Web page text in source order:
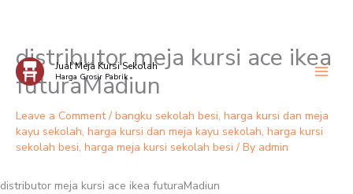
Skip
content
Jual Meja Kursi Sekolah
Harga Grosir Pabrik
distributor meja kursi ace ikea
futuraMadiun
Leave a Comment / bangku sekolah besi, harga kursi dan meja
kayu sekolah, harga kursi dan meja kayu sekolah, harga kursi
sekolah besi, harga meja kursi sekolah besi / By admin
distributor meja kursi ace ikea futuraMadiun